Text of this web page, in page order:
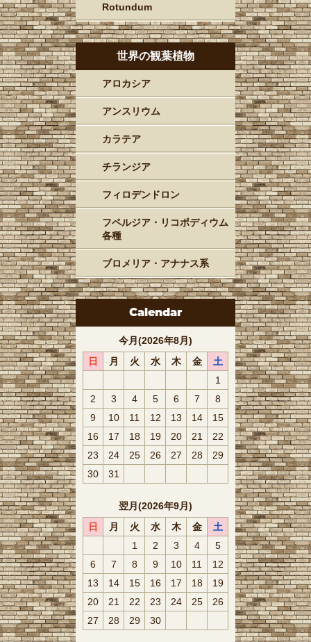
Rotundum
世界の観葉植物
アロカシア
アンスリウム
カラテア
チランジア
フィロデンドロン
フペルジア・リコポディウム
各種
ブロメリア・アナナス系
Calendar
今月(2026年8月)
日
月 火 水 木 金
土
1
2
3 4 5 6 7
8
9
10 11 12 13 14
15
16
17 18 19 20 21
22
23
24 25 26 27 28
29
30
31
翌月(2026年9月)
日
月 火 水 木 金
土
1
2 3 4
5
6
7 8 9 10 11
12
13
14 15 16 17 18
19
20
21 22 23 24 25
26
27
28 29 30